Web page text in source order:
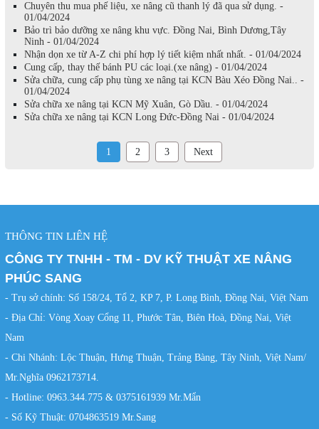
Chuyên thu mua phế liệu, xe nâng cũ thanh lý đã qua sử dụng. -
01/04/2024
Bảo trì bảo dưỡng xe nâng khu vực. Đồng Nai, Bình Dương,Tây
Ninh - 01/04/2024
Nhận dọn xe từ A-Z chi phí hợp lý tiết kiệm nhất nhất. - 01/04/2024
Cung cấp, thay thế bánh PU các loại.(xe nâng) - 01/04/2024
Sửa chữa, cung cấp phụ tùng xe nâng tại KCN Bàu Xéo Đồng Nai.. -
01/04/2024
Sửa chữa xe nâng tại KCN Mỹ Xuân, Gò Dầu. - 01/04/2024
Sửa chữa xe nâng tại KCN Long Đức-Đồng Nai - 01/04/2024
1 2 3 Next
THÔNG TIN LIÊN HỆ
CÔNG TY TNHH - TM - DV KỸ THUẬT XE NÂNG
PHÚC SANG
- Trụ sở chính: Số 158/24, Tổ 2, KP 7, P. Long Bình, Đồng Nai, Việt Nam
- Địa Chỉ: Vòng Xoay Cổng 11, Phước Tân, Biên Hoà, Đồng Nai, Việt
Nam
- Chi Nhánh: Lộc Thuận, Hưng Thuận, Trảng Bàng, Tây Ninh, Việt Nam/
Mr.Nghĩa 0962173714.
- Hotline: 0963.344.775 & 0375161939 Mr.Mẩn
- Số Kỹ Thuật: 0704863519 Mr.Sang